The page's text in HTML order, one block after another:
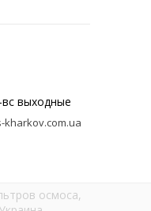
выходные
kharkov.com.ua
осмоса,